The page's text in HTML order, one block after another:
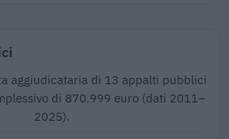
aggiudicataria di 13 appalti pubblici
di 870.999 euro (dati 2011–
2025).